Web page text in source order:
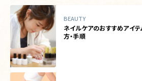
BEAUTY
ネイルケアのおすすめアイ
方・手順